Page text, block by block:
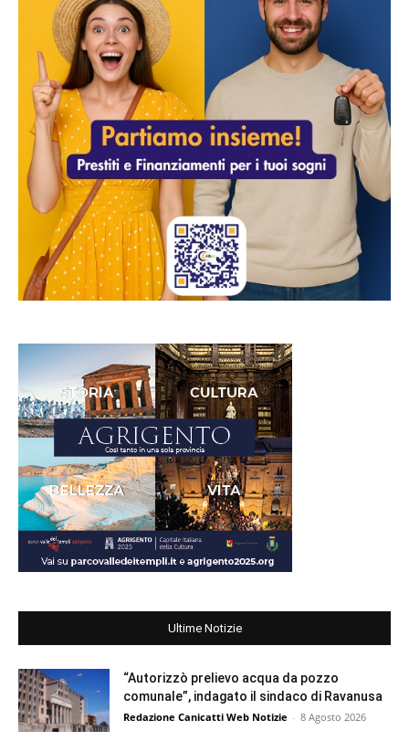
Ultime Notizie
“Autorizzò prelievo acqua da pozzo
comunale”, indagato il sindaco di Ravanusa
Redazione Canicatti Web Notizie - 8 Agosto 2026